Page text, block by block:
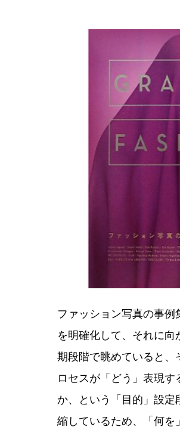
ファッション写真の事
を明確化して、それに
期段階で眺めていると
ロセスが「どう」表現
か、という「目的」設
縮しているため、「何